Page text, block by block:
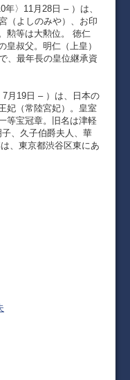
〉11月28日 – ）は、
（よしのみや）、お印
勲等は大勲位。 徳仁
皇叔父。明仁（上皇）
、最年長の皇位継承資
月19日 – ）は、日本の
妃（常陸宮妃）。皇室
等宝冠章。旧名は津軽
、久子伯爵夫人、華
、東京都渋谷区東にあ